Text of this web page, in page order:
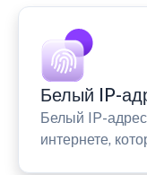
Белый IP-
Белый IP-
интернете,